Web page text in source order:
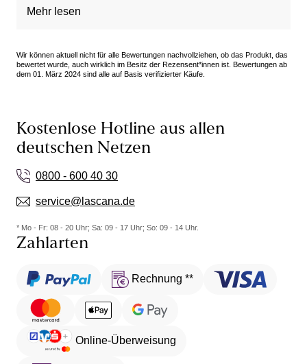
Mehr lesen
Wir können aktuell nicht für alle Bewertungen nachvollziehen, ob das Produkt, das
bewertet wurde, auch wirklich im Besitz der Rezensent*innen ist. Bewertungen ab
dem 01. März 2024 sind alle auf Basis verifizierter Käufe.
Kostenlose Hotline aus allen
deutschen Netzen
0800 - 600 40 30
service@lascana.de
* Mo - Fr: 08 - 20 Uhr; Sa: 09 - 17 Uhr; So: 09 - 14 Uhr.
Zahlarten
Rechnung **
Online-Überweisung